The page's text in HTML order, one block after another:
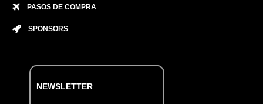
PASOS DE COMPRA
SPONSORS
NEWSLETTER